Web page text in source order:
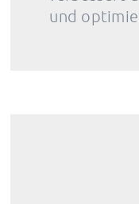
und